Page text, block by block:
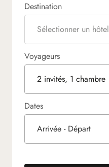
Destination
Sélectionner un hôtel
Voyageurs
2 invités, 1 chambre
Dates
Arrivée - Départ